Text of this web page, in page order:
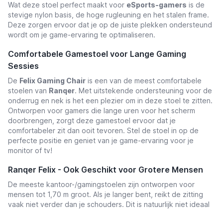
Wat deze stoel perfect maakt voor eSports-gamers is de
stevige nylon basis, de hoge rugleuning en het stalen frame.
Deze zorgen ervoor dat je op de juiste plekken ondersteund
wordt om je game-ervaring te optimaliseren.
Comfortabele Gamestoel voor Lange Gaming
Sessies
De Felix Gaming Chair is een van de meest comfortabele
stoelen van Ranqer. Met uitstekende ondersteuning voor de
onderrug en nek is het een plezier om in deze stoel te zitten.
Ontworpen voor gamers die lange uren voor het scherm
doorbrengen, zorgt deze gamestoel ervoor dat je
comfortabeler zit dan ooit tevoren. Stel de stoel in op de
perfecte positie en geniet van je game-ervaring voor je
monitor of tv!
Ranqer Felix - Ook Geschikt voor Grotere Mensen
De meeste kantoor-/gamingstoelen zijn ontworpen voor
mensen tot 1,70 m groot. Als je langer bent, reikt de zitting
vaak niet verder dan je schouders. Dit is natuurlijk niet ideaal